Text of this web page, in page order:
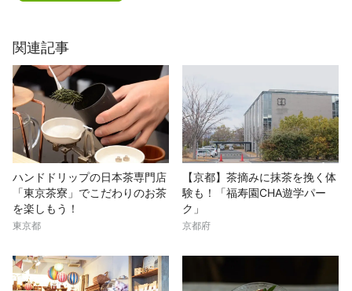
関連記事
ハンドドリップの日本茶専門店
「東京茶寮」でこだわりのお茶
を楽しもう！
東京都
【京都】茶摘みに抹茶を挽く体
験も！「福寿園CHA遊学パー
ク」
京都府